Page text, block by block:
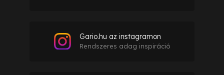
Gario.hu az instagramon
Rendszeres adag inspiráció